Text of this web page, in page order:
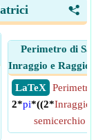
<
Perimetro di
Inraggio e Raggio di
​ LaTeX
Perimetro
2*pi*((2*Inraggio di
semicerchio